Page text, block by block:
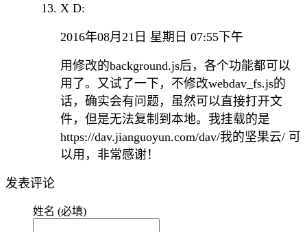
X D:
2016年08月21日 星期日 07:55下午
用修改的background.js后，各个功能都可以
用了。又试了一下，不修改webdav_fs.js的
话，确实会有问题，虽然可以直接打开文
件，但是无法复制到本地。我挂载的是
https://dav.jianguoyun.com/dav/我的坚果云/ 可
以用，非常感谢！
发表评论
姓名 (必填)